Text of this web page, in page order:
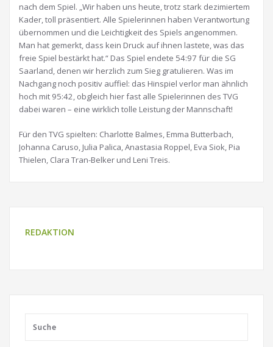
nach dem Spiel. „Wir haben uns heute, trotz stark dezimiertem
Kader, toll präsentiert. Alle Spielerinnen haben Verantwortung
übernommen und die Leichtigkeit des Spiels angenommen.
Man hat gemerkt, dass kein Druck auf ihnen lastete, was das
freie Spiel bestärkt hat.“ Das Spiel endete 54:97 für die SG
Saarland, denen wir herzlich zum Sieg gratulieren. Was im
Nachgang noch positiv auffiel: das Hinspiel verlor man ähnlich
hoch mit 95:42, obgleich hier fast alle Spielerinnen des TVG
dabei waren – eine wirklich tolle Leistung der Mannschaft!
Für den TVG spielten: Charlotte Balmes, Emma Butterbach,
Johanna Caruso, Julia Palica, Anastasia Roppel, Eva Siok, Pia
Thielen, Clara Tran-Belker und Leni Treis.
REDAKTION